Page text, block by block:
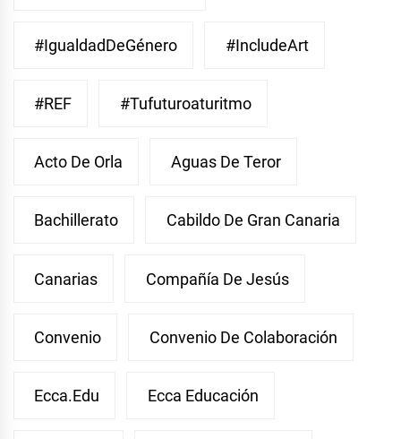
#IgualdadDeGénero #IncludeArt
#REF #Tufuturoaturitmo
Acto De Orla Aguas De Teror
Bachillerato Cabildo De Gran Canaria
Canarias Compañía De Jesús
Convenio Convenio De Colaboración
Ecca.edu Ecca Educación